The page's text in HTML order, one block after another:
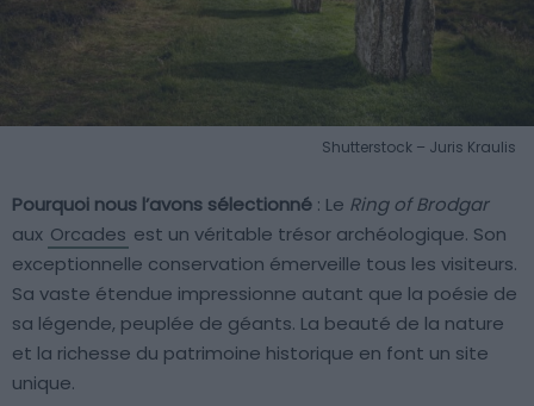
Shutterstock – Juris Kraulis
Pourquoi nous l’avons sélectionné : Le Ring of Brodgar
aux Orcades est un véritable trésor archéologique. Son
exceptionnelle conservation émerveille tous les visiteurs.
Sa vaste étendue impressionne autant que la poésie de
sa légende, peuplée de géants. La beauté de la nature
et la richesse du patrimoine historique en font un site
unique.